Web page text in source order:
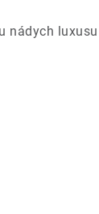
nádych